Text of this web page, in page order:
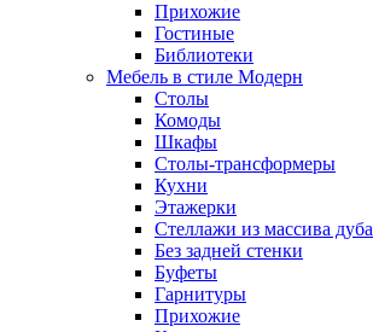
Прихожие
Гостиные
Библиотеки
Мебель в стиле Модерн
Столы
Комоды
Шкафы
Столы-трансформеры
Кухни
Этажерки
Стеллажи из массива дуба
Без задней стенки
Буфеты
Гарнитуры
Прихожие